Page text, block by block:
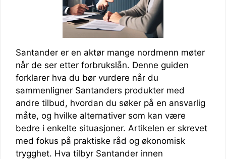
Santander er en aktør mange nordmenn møter
når de ser etter forbrukslån. Denne guiden
forklarer hva du bør vurdere når du
sammenligner Santanders produkter med
andre tilbud, hvordan du søker på en ansvarlig
måte, og hvilke alternativer som kan være
bedre i enkelte situasjoner. Artikelen er skrevet
med fokus på praktiske råd og økonomisk
trygghet. Hva tilbyr Santander innen